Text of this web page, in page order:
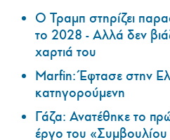
Ο Τραμπ στηρίζει
το 2028 - Αλλά δεν
χαρτιά του
Marfin: Έφτασε στην
κατηγορούμενη
Γάζα: Ανατέθηκε το
έργο του